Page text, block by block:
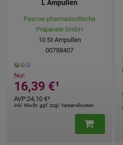
L Ampullen
Pascoe pharmazeutische
Präparate GmbH
10St Ampullen
00788407
Nur:
16,39 €¹
AVP:24,10 €²
inkl. MwSt. ggf. zzgl. Versandkosten